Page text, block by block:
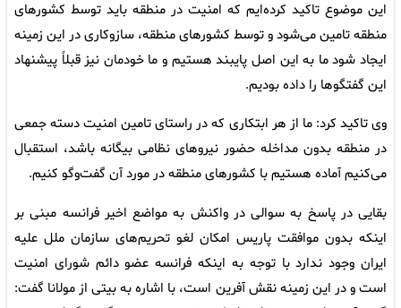
این موضوع تاکید کرده‌ایم که امنیت در منطقه باید توسط کشورهای
منطقه تامین می‌شود و توسط کشورهای منطقه، سازوکاری در این زمینه
ایجاد شود ما به این اصل پایبند هستیم و ما خودمان نیز قبلاً پیشنهاد
این گفتگوها را داده بودیم.
وی تاکید کرد: ما از هر ابتکاری که در راستای تامین امنیت دسته جمعی
در منطقه بدون مداخله حضور نیروهای نظامی بیگانه باشد، استقبال
می‌کنیم آماده هستیم با کشورهای منطقه در مورد آن گفت‌وگو کنیم.
بقایی در پاسخ به سوالی در واکنش به مواضع اخیر فرانسه مبنی بر
اینکه بدون موافقت پاریس امکان لغو تحریم‌های سازمان ملل علیه
ایران وجود ندارد با توجه به اینکه فرانسه عضو دائم شورای امنیت
است و در این زمینه نقش آفرین است، با اشاره به بیتی از مولانا گفت: